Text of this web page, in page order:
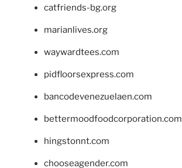
catfriends-bg.org
marianlives.org
waywardtees.com
pidfloorsexpress.com
bancodevenezuelaen.com
bettermoodfoodcorporation.com
hingstonnt.com
chooseagender.com